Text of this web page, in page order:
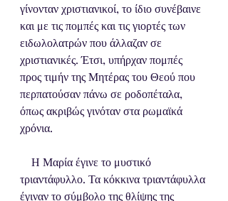
γίνονταν χριστιανικοί, το ίδιο συνέβαινε
και με τις πομπές και τις γιορτές των
ειδωλολατρών που άλλαζαν σε
χριστιανικές. Έτσι, υπήρχαν πομπές
προς τιμήν της Μητέρας του Θεού που
περπατούσαν πάνω σε ροδοπέταλα,
όπως ακριβώς γινόταν στα ρωμαϊκά
χρόνια.
τριαντάφυλλο. Τα κόκκινα τριαντάφυλλα
έγιναν το σύμβολο της θλίψης της